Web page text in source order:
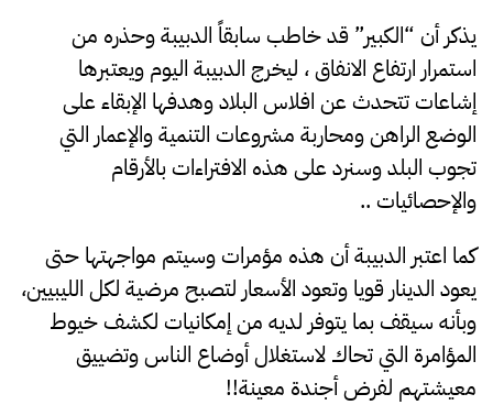
يذكر أن “الكبير” قد خاطب سابقاً الدبيبة وحذره من
استمرار ارتفاع الانفاق ، ليخرج الدبيبة اليوم ويعتبرها
إشاعات تتحدث عن افلاس البلاد وهدفها الإبقاء على
الوضع الراهن ومحاربة مشروعات التنمية والإعمار التي
تجوب البلد وسنرد على هذه الافتراءات بالأرقام
والإحصائيات ..
كما اعتبر الدبيبة أن هذه مؤمرات وسيتم مواجهتها حتى
يعود الدينار قويا وتعود الأسعار لتصبح مرضية لكل الليبيين،
وبأنه سيقف بما يتوفر لديه من إمكانيات لكشف خيوط
المؤامرة التي تحاك لاستغلال أوضاع الناس وتضييق
معيشتهم لفرض أجندة معينة!!